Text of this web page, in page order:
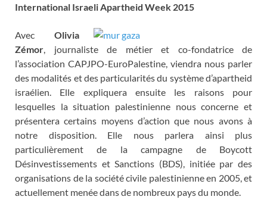
International Israeli Apartheid Week 2015
Avec Olivia
Zémor , journaliste de métier et co-fondatrice de
l’association CAPJPO-EuroPalestine, viendra nous parler
des modalités et des particularités du système d’apartheid
israélien. Elle expliquera ensuite les raisons pour
lesquelles la situation palestinienne nous concerne et
présentera certains moyens d’action que nous avons à
notre disposition. Elle nous parlera ainsi plus
particulièrement de la campagne de Boycott
Désinvestissements et Sanctions (BDS), initiée par des
organisations de la société civile palestinienne en 2005, et
actuellement menée dans de nombreux pays du monde.